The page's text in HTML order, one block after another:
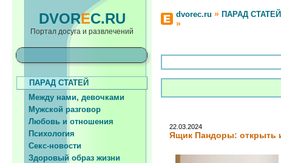
DVOREC.RU
Портал досуга и развлечений
dvorec.ru » ПАРАД СТАТЕЙ
»
ПАРАД СТАТЕЙ
Между нами, девочками
Мужской разговор
Любовь и отношения
Психология
Секс-новости
Здоровый образ жизни
22.03.2024
Ящик Пaндоры: открыть